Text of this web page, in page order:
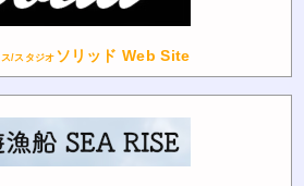
/スタジオソリッド Web Site